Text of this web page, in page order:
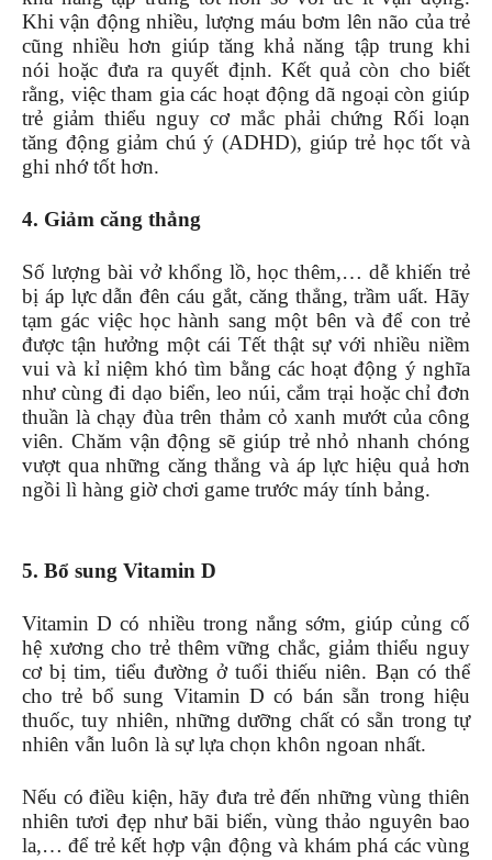
Khi vận động nhiều, lượng máu bơm lên não của trẻ
cũng nhiều hơn giúp tăng khả năng tập trung khi
nói hoặc đưa ra quyết định. Kết quả còn cho biết
rằng, việc tham gia các hoạt động dã ngoại còn giúp
trẻ giảm thiểu nguy cơ mắc phải chứng Rối loạn
tăng động giảm chú ý (ADHD), giúp trẻ học tốt và
ghi nhớ tốt hơn.
4. Giảm căng thẳng
Số lượng bài vở khổng lồ, học thêm,… dễ khiến trẻ
bị áp lực dẫn đên cáu gắt, căng thẳng, trầm uất. Hãy
tạm gác việc học hành sang một bên và để con trẻ
được tận hưởng một cái Tết thật sự với nhiều niềm
vui và kỉ niệm khó tìm bằng các hoạt động ý nghĩa
như cùng đi dạo biển, leo núi, cắm trại hoặc chỉ đơn
thuần là chạy đùa trên thảm cỏ xanh mướt của công
viên. Chăm vận động sẽ giúp trẻ nhỏ nhanh chóng
vượt qua những căng thẳng và áp lực hiệu quả hơn
ngồi lì hàng giờ chơi game trước máy tính bảng.
5. Bổ sung Vitamin D
Vitamin D có nhiều trong nắng sớm, giúp củng cố
hệ xương cho trẻ thêm vững chắc, giảm thiểu nguy
cơ bị tim, tiểu đường ở tuổi thiếu niên. Bạn có thể
cho trẻ bổ sung Vitamin D có bán sẵn trong hiệu
thuốc, tuy nhiên, những dưỡng chất có sẵn trong tự
nhiên vẫn luôn là sự lựa chọn khôn ngoan nhất.
Nếu có điều kiện, hãy đưa trẻ đến những vùng thiên
nhiên tươi đẹp như bãi biển, vùng thảo nguyên bao
la,… để trẻ kết hợp vận động và khám phá các vùng